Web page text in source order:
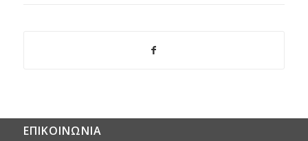
ΕΠΙΚΟΙΝΩΝΙΑ